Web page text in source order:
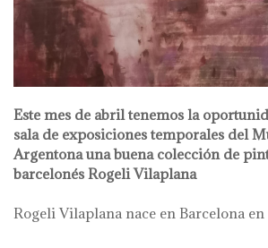
Este mes de abril tenemos la
sala de exposiciones temporales del
Argentona una buena colección de
barcelonés Rogeli Vilaplana
Rogeli Vilaplana nace en Barcelona en